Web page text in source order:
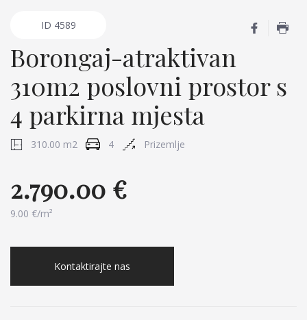
ID 4589
Borongaj-atraktivan
310m2 poslovni prostor s
4 parkirna mjesta
310.00 m2 4 Prizemlje
2.790.00 €
9.00 €/m²
Kontaktirajte nas